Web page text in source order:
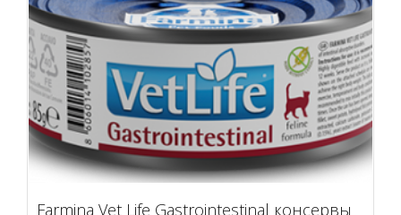
Farmina Vet Life Gastrointestinal консервы